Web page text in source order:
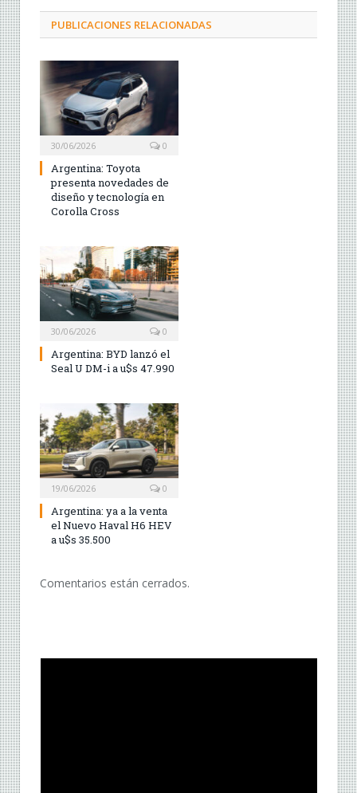
PUBLICACIONES RELACIONADAS
30/06/2026 0
Argentina: Toyota
presenta novedades de
diseño y tecnología en
Corolla Cross
30/06/2026 0
Argentina: BYD lanzó el
Seal U DM-i a u$s 47.990
19/06/2026 0
Argentina: ya a la venta
el Nuevo Haval H6 HEV
a u$s 35.500
Comentarios están cerrados.